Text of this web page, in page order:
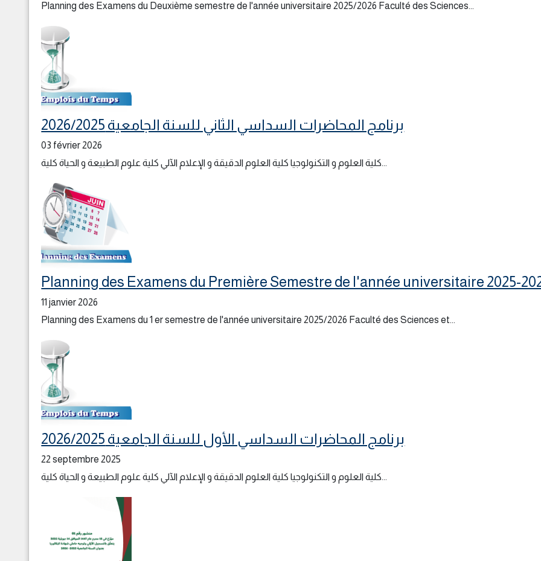
Planning des Examens du Deuxième semestre de l'année universitaire 2025/2026 Faculté des Sciences...
برنامج المحاضرات السداسي الثاني للسنة الجامعية 2026/2025
03 février 2026
كلية العلوم و التكنولوجيا كلية العلوم الدقيقة و الإعلام الآلي كلية علوم الطبيعة و الحياة كلية...
Planning des Examens du Première Semestre de l'année universitaire 2025-
11 janvier 2026
Planning des Examens du 1 er semestre de l'année universitaire 2025/2026 Faculté des Sciences et...
برنامج المحاضرات السداسي الأول للسنة الجامعية 2026/2025
22 septembre 2025
كلية العلوم و التكنولوجيا كلية العلوم الدقيقة و الإعلام الآلي كلية علوم الطبيعة و الحياة كلية...